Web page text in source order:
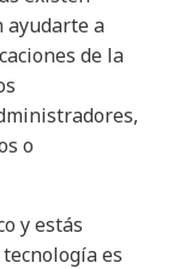
ayudarte a
de la
o
y estás
es